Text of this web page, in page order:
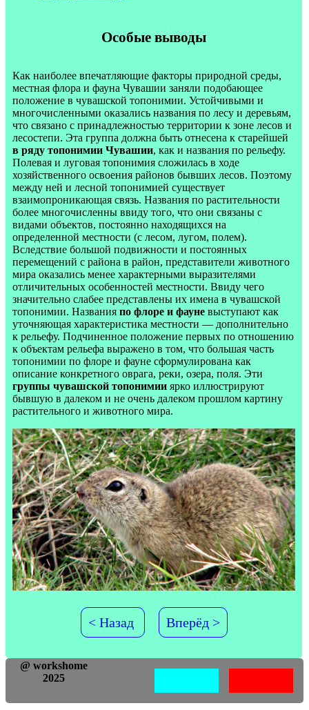
Особые выводы
Как наиболее впечатляющие факторы природной среды,
местная флора и фауна Чувашии заняли подобающее
положение в чувашской топонимии. Устойчивыми и
многочисленными оказались названия по лесу и деревьям,
что связано с принадлежностью территории к зоне лесов и
лесостепи. Эта группа должна быть отнесена к старейшей
в ряду топонимии Чувашии, как и названия по рельефу.
Полевая и луговая топонимия сложилась в ходе
хозяйственного освоения районов бывших лесов. Поэтому
между ней и лесной топонимией существует
взаимопроникающая связь. Названия по растительности
более многочисленны ввиду того, что они связаны с
видами объектов, постоянно находящихся на
определенной местности (с лесом, лугом, полем).
Вследствие большой подвижности и постоянных
перемещений с района в район, представители животного
мира оказались менее характерными выразителями
отличительных особенностей местности. Ввиду чего
значительно слабее представлены их имена в чувашской
топонимии. Названия по флоре и фауне выступают как
уточняющая характеристика местности — дополнительно
к рельефу. Подчиненное положение первых по отношению
к объектам рельефа выражено в том, что большая часть
топонимии по флоре и фауне сформулирована как
описание конкретного оврага, реки, озера, поля. Эти
группы чувашской топонимии ярко иллюстрируют
бывшую в далеком и не очень далеком прошлом картину
растительного и животного мира.
< Назад Вперёд >
@ workshome
2025